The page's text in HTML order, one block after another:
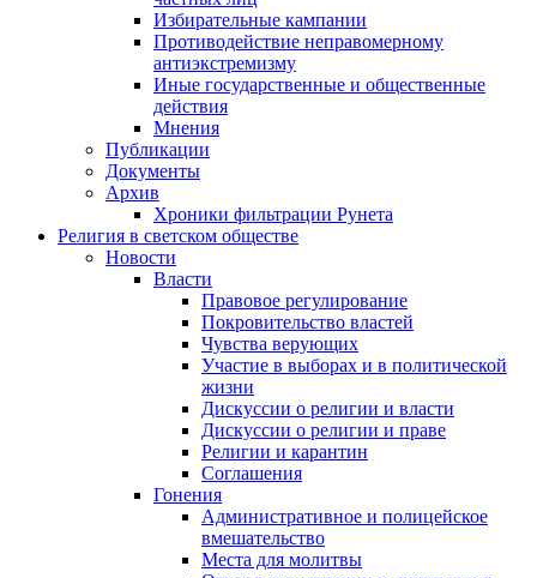
Избирательные кампании
Противодействие неправомерному
антиэкстремизму
Иные государственные и общественные
действия
Мнения
Публикации
Документы
Архив
Хроники фильтрации Рунета
Религия в светском обществе
Новости
Власти
Правовое регулирование
Покровительство властей
Чувства верующих
Участие в выборах и в политической
жизни
Дискуссии о религии и власти
Дискуссии о религии и праве
Религии и карантин
Соглашения
Гонения
Административное и полицейское
вмешательство
Места для молитвы